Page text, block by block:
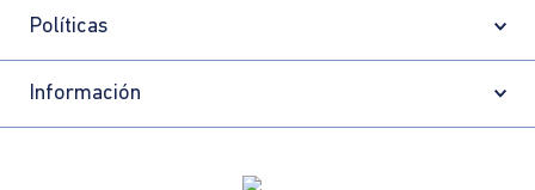
Políticas
Información